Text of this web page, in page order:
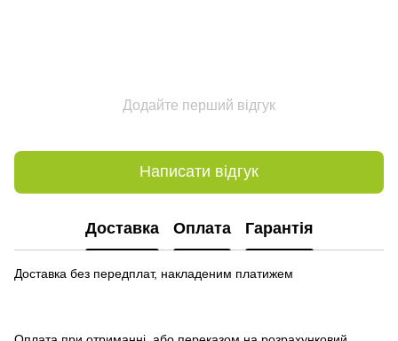
Додайте перший відгук
Написати відгук
Доставка Оплата Гарантія
Доставка без передплат, накладеним платижем